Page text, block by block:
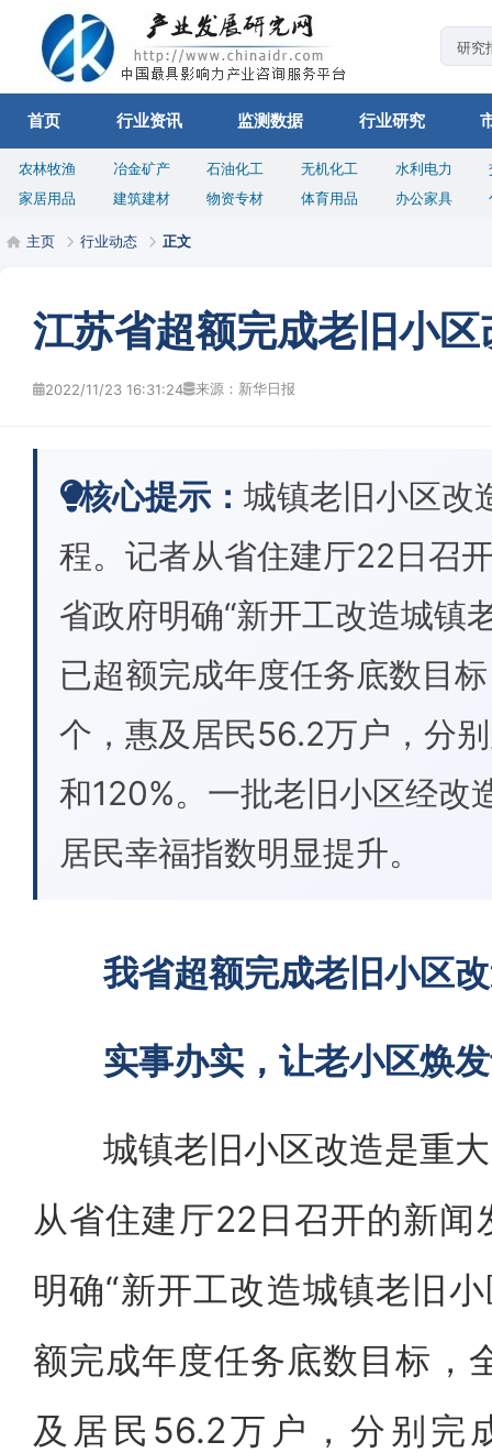
首页 行业资讯 监测数据 行业研究
农林牧渔 冶金矿产 石油化工 无机化工 水利电力
家居用品
建筑建材 物资专材 体育用品 办公家具
主页 行业动态 正文
江苏省超额完成老旧小
2022/11/23 16:31:24 来源：新华日报
核心提示： 城镇老旧小区改
程。记者从省住建厅22日召
省政府明确“新开工改造城镇
已超额完成年度任务底数目
个，惠及居民56.2万户，分
和120%。一批老旧小区经改
居民幸福指数明显提升。
我省超额完成老旧小区
实事办实，让老小区焕发
城镇老旧小区改造是重大
从省住建厅22日召开的新
明确“新开工改造城镇老旧
额完成年度任务底数目标，
及居民56.2万户，分别完